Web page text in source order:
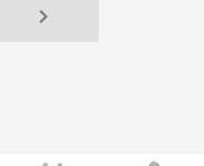
keyboard_arrow_right